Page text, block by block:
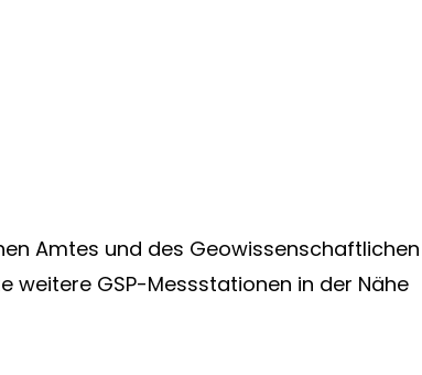
Amtes und des Geowissenschaftlichen
weitere GSP-Messstationen in der Nähe